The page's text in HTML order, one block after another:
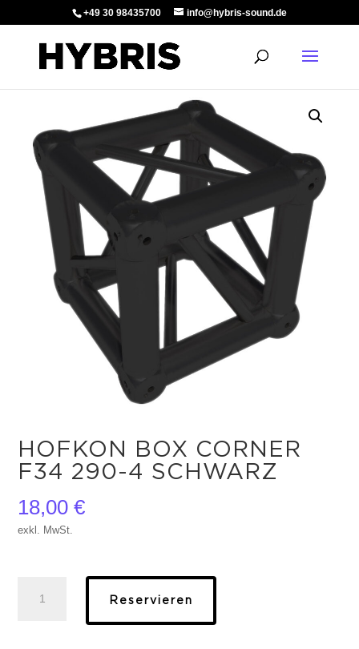
+49 30 98435700 info@hybris-sound.de
HOFKON BOX CORNER
F34 290-4 SCHWARZ
18,00€
exkl. MwSt.
Reservieren